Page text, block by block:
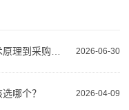
2026-06-30
景区导游无线讲解器选购指南：从技术原理到采购决策
2026-04-09
哪个？